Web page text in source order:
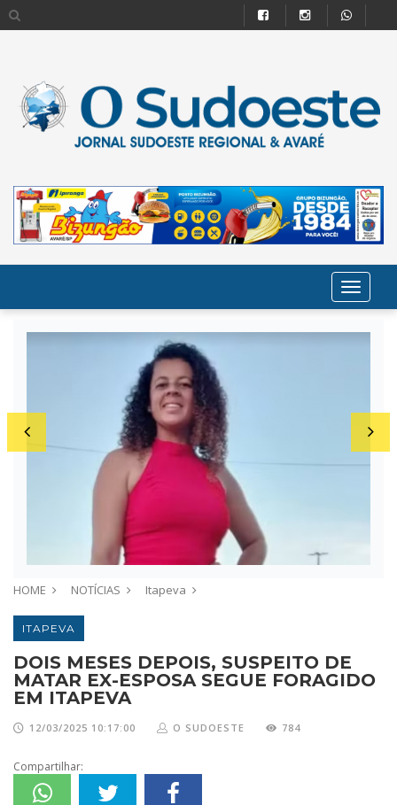
HOME NOTÍCIAS Itapeva
ITAPEVA
DOIS MESES DEPOIS, SUSPEITO DE
MATAR EX-ESPOSA SEGUE FORAGIDO
EM ITAPEVA
12/03/2025 10:17:00 O SUDOESTE 784
Compartilhar: